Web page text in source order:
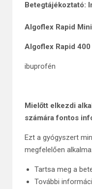
Betegtájékoztató:
Algoflex Rapid
Algoflex Rapid
ibuprofén
Mielőtt elkezdi
számára fontos
Ezt a gyógyszert
megfelelően
Tartsa meg a
További